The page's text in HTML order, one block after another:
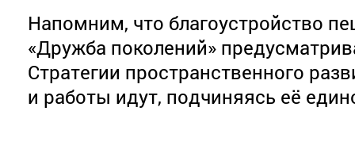
Напомним, что благоустройство
«Дружба поколений»
Стратегии пространственного
и работы идут, подчиняясь её